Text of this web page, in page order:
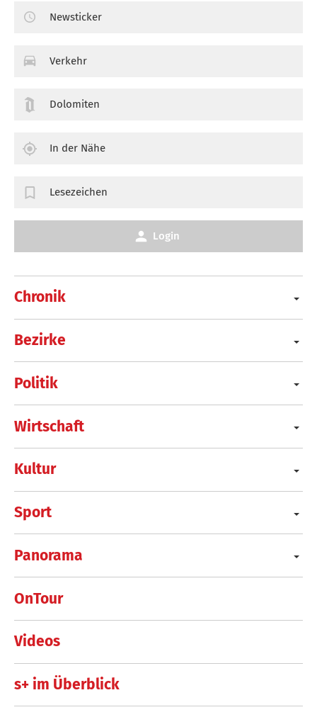
Chronik
Bezirke
Politik
Wirtschaft
Kultur
Sport
Panorama
OnTour
Videos
s+ im Überblick
Newsticker
Verkehr
Dolomiten
In der Nähe
Lesezeichen
Login